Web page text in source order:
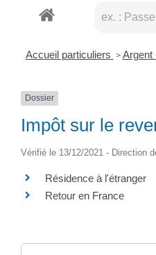
Accueil particuliers > Argent
Dossier
Impôt sur le
Vérifié le 13/12/2021 - Direction
Résidence à l'étranger
Retour en France